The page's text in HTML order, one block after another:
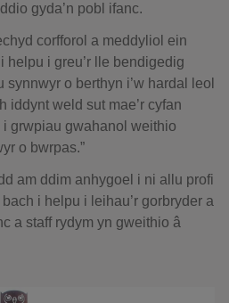
gyda’n pobl ifanc.
corfforol a meddyliol ein
helpu i greu’r lle bendigedig
o berthyn i’w hardal leol
iddynt weld sut mae’r cyfan
grwpiau gwahanol weithio
o bwrpas.”
am ddim anhygoel i ni allu profi
i helpu i leihau’r gorbryder a
a staff rydym yn gweithio â